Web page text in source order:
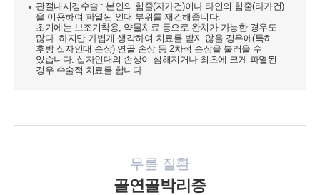
관절내시경수술 : 본인의 힘줄(자가건)이나 타인의 힘줄(타가건)
을 이용하여 파열된 인대 부위를 재건해줍니다.
초기에는 보조기착용, 약물치료 등으로 완치가 가능한 경우도
많다. 하지만 가볍게 생각하여 치료를 받지 않을 경우에(특히
후방 십자인대 손상) 연골 손상 등 2차적 손상을 불러올 수
있습니다. 십자인대의 손상이 심해지거나 최초에 크게 파열된
경우 수술적 치료를 합니다.
무릎 질환
골연골박리증